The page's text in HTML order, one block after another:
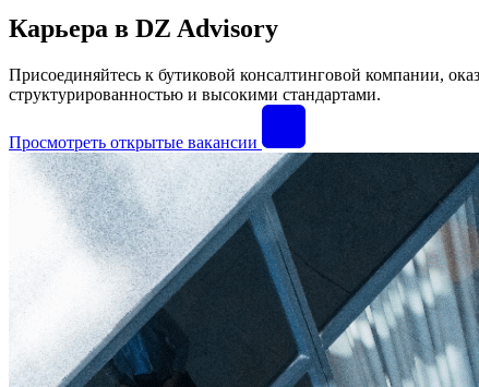
Карьера в DZ Advisory
Присоединяйтесь к бутиковой консалтинговой компании,
структурированностью и высокими стандартами.
Просмотреть открытые вакансии